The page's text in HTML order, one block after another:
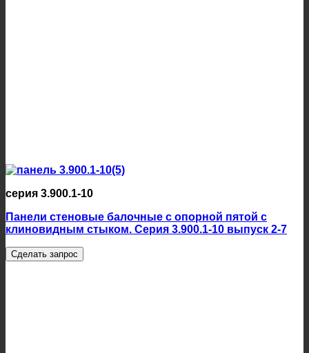
серия 3.900.1-10
Панели стеновые балочные с опорной пятой с
клиновидным стыком. Серия 3.900.1-10 выпуск 2-7
Сделать запрос